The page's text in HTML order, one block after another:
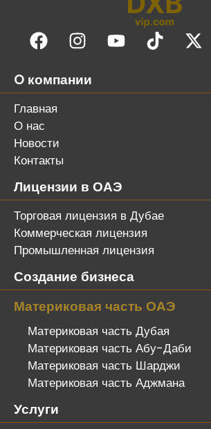
O компании
Главная
О нас
Новости
Контакты
Лицензии в ОАЭ
Торговая лицензия в Дубае
Коммерческая лицензия
Промышленная лицензия
Создание бизнеса
Материковая часть ОАЭ
Материковая часть Дубая
Материковая часть Абу-Даби
Материковая часть Шарджи
Материковая часть Аджмана
Услуги